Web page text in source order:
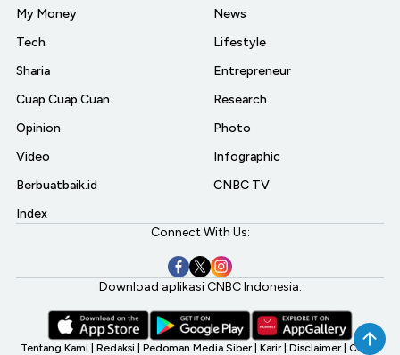
My Money
Tech
Sharia
Cuap Cuap Cuan
Opinion
Video
Berbuatbaik.id
Index
News
Lifestyle
Entrepreneur
Research
Photo
Infographic
CNBC TV
Connect With Us:
Download aplikasi CNBC Indonesia:
Tentang Kami Redaksi Pedoman Media Siber Karir Disclaimer CNBC